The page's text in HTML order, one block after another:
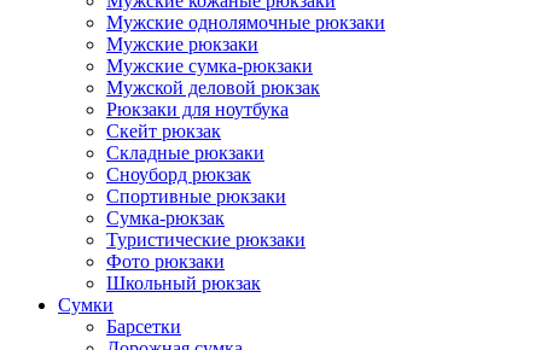
Мужские однолямочные рюкзаки
Мужские рюкзаки
Мужские сумка-рюкзаки
Мужской деловой рюкзак
Рюкзаки для ноутбука
Скейт рюкзак
Складные рюкзаки
Сноуборд рюкзак
Спортивные рюкзаки
Сумка-рюкзак
Туристические рюкзаки
Фото рюкзаки
Школьный рюкзак
Сумки
Барсетки